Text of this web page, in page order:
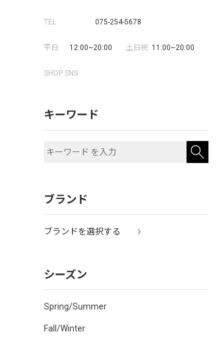
TEL 075-254-5678
平日 12:00~20:00 土日祝 11:00~20:00
SHOP SNS
キーワード
ブランド
ブランドを選択する
シーズン
Spring/Summer
Fall/Winter